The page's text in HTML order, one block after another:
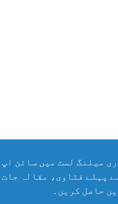
میلنگ لسٹ میں سائن اپ
پہلے فتاوی، مقالہ جات
حاصل کریں۔